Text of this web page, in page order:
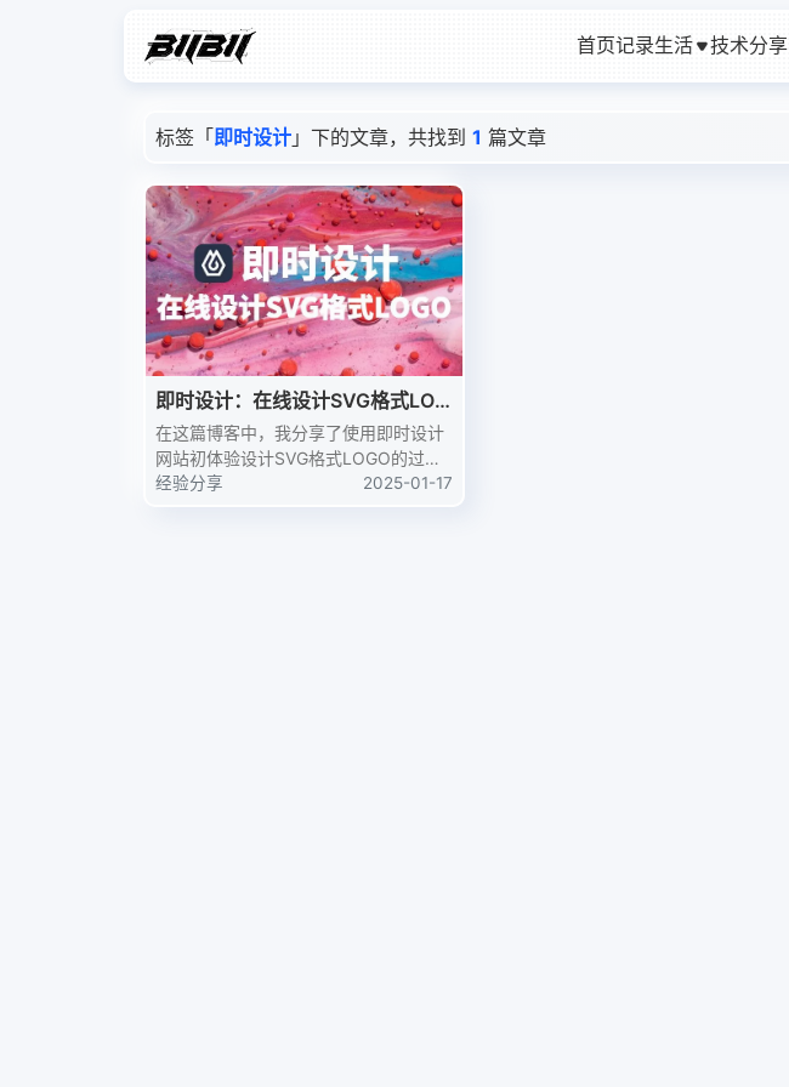
首页记录生活 技术分享
标签「 即时设计 」下的文章，共找到 1 篇文章
即时设计：在线设计SVG格式LOG
O
在这篇博客中，我分享了使用即时设计
网站初体验设计SVG格式LOGO的过
程。从选择模板到最终导出，即时设计
经验分享 2025-01-17